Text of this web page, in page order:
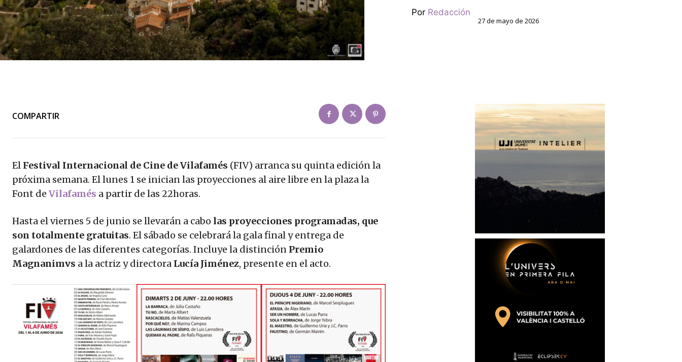
Por Redacción
27 de mayo de 2026
COMPARTIR
El Festival Internacional de Cine de Vilafamés (FIV) arranca su quinta edición la
próxima semana. El lunes 1 se inician las proyecciones al aire libre en la plaza la
Font de Vilafamés a partir de las 22horas.
Hasta el viernes 5 de junio se llevarán a cabo las proyecciones programadas, que
son totalmente gratuitas. El sábado se celebrará la gala final y entrega de
galardones de las diferentes categorías. Incluye la distinción Premio
Magnanimvs a la actriz y directora Lucía Jiménez, presente en el acto.